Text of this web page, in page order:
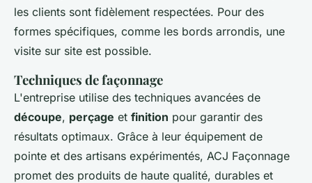
les clients sont fidèlement respectées. Pour des
formes spécifiques, comme les bords arrondis, une
visite sur site est possible.
Techniques de façonnage
L'entreprise utilise des techniques avancées de
découpe, perçage et finition pour garantir des
résultats optimaux. Grâce à leur équipement de
pointe et des artisans expérimentés, ACJ Façonnage
promet des produits de haute qualité, durables et